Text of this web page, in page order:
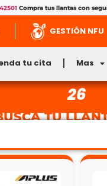
Compra tus llantas con
GESTIÓN NFU
tu cita Mas
26
TU